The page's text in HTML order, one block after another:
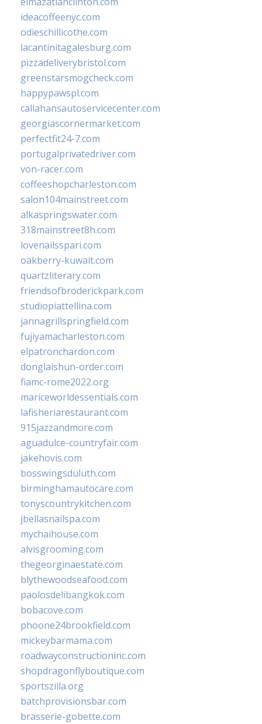
ideacoffeenyc.com
odieschillicothe.com
lacantinitagalesburg.com
pizzadeliverybristol.com
greenstarsmogcheck.com
happypawspl.com
callahansautoservicecenter.com
georgiascornermarket.com
perfectfit24-7.com
portugalprivatedriver.com
von-racer.com
coffeeshopcharleston.com
salon104mainstreet.com
alkaspringswater.com
318mainstreet8h.com
lovenailsspari.com
oakberry-kuwait.com
quartzliterary.com
friendsofbroderickpark.com
studiopiattellina.com
jannagrillspringfield.com
fujiyamacharleston.com
elpatronchardon.com
donglaishun-order.com
fiamc-rome2022.org
mariceworldessentials.com
lafisheriarestaurant.com
915jazzandmore.com
aguadulce-countryfair.com
jakehovis.com
bosswingsduluth.com
birminghamautocare.com
tonyscountrykitchen.com
jbellasnailspa.com
mychaihouse.com
alvisgrooming.com
thegeorginaestate.com
blythewoodseafood.com
paolosdelibangkok.com
bobacove.com
phoone24brookfield.com
mickeybarmama.com
roadwayconstructioninc.com
shopdragonflyboutique.com
sportszilla.org
batchprovisionsbar.com
brasserie-gobette.com